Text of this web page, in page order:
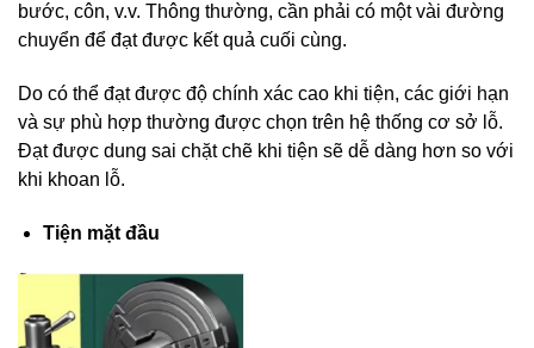
bước, côn, v.v. Thông thường, cần phải có một vài đường
chuyển để đạt được kết quả cuối cùng.
Do có thể đạt được độ chính xác cao khi tiện, các giới hạn
và sự phù hợp thường được chọn trên hệ thống cơ sở lỗ.
Đạt được dung sai chặt chẽ khi tiện sẽ dễ dàng hơn so với
khi khoan lỗ.
Tiện mặt đầu